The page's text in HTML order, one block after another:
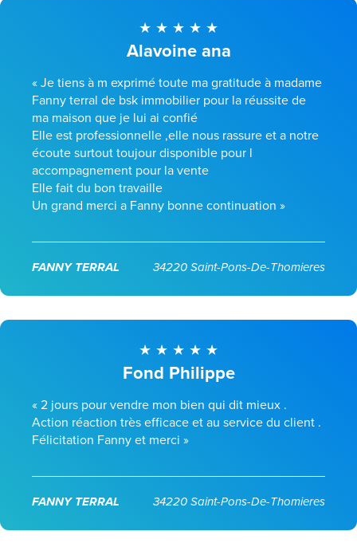
Alavoine ana
« Je tiens à m exprimé toute ma gratitude à madame
Fanny terral de bsk immobilier pour la réussite de
ma maison que je lui ai confié
Elle est professionnelle ,elle nous rassure et a notre
écoute surtout toujour disponible pour l
accompagnement pour la vente
Elle fait du bon travaille
Un grand merci a Fanny bonne continuation »
FANNY TERRAL 34220 Saint-Pons-De-Thomieres
Fond Philippe
« 2 jours pour vendre mon bien qui dit mieux .
Action réaction très efficace et au service du client .
Félicitation Fanny et merci »
FANNY TERRAL 34220 Saint-Pons-De-Thomieres